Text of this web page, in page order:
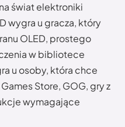
świat elektroniki
wygra u gracza, który
OLED, prostego
w bibliotece
u osoby, która chce
Store, GOG, gry z
wymagające